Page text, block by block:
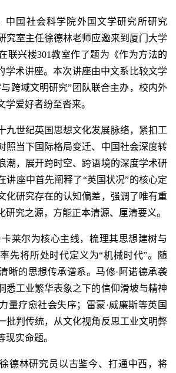
中国社会科学院外国文学研究所研究
究室主任徐德林老师应邀来到厦门大学
联兴楼301教室作了题为《作为方法的
学术讲座。本次讲座由中文系比较文学
跨域文明研究”团队联合主办，校内外
学爱好者纷至沓来。
九世纪英国思想文化发展脉络，紧扣工
照当下国际格局变迁、中国社会深度转
潮，展开跨时空、跨语境的深度学术研
讲座中首先阐释了“英国状况”的核心定
化研究存在的认知偏差，强调了唯有重
研究之源，方能正本清源、厘清要义。
卡莱尔为核心主线，梳理其思想建树与
先将所处时代定义为“机械时代”。随
晰的思想传承谱系。马修·阿诺德承袭
悉工业繁华表象之下的信仰滑坡与精神
量疗愈社会失序；雷蒙·威廉斯等英国
批判传统，从文化视角反思工业文明弊
现实命题。
德林研究员以古鉴今、打通中西，将